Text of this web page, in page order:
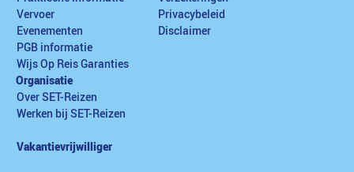
Vervoer
Evenementen
PGB informatie
Wijs Op Reis Garanties
Privacybeleid
Disclaimer
Organisatie
Over SET-Reizen
Werken bij SET-Reizen
Vakantievrijwilliger